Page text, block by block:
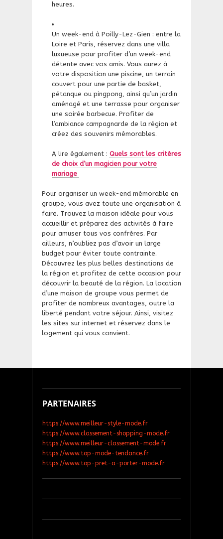
heures.
Un week-end à Poilly-Lez-Gien : entre la
Loire et Paris, réservez dans une villa
luxueuse pour profiter d’un week-end
détente avec vos amis. Vous aurez à
votre disposition une piscine, un terrain
couvert pour une partie de basket,
pétanque ou pingpong, ainsi qu’un jardin
aménagé et une terrasse pour organiser
une soirée barbecue. Profiter de
l’ambiance campagnarde de la région et
créez des souvenirs mémorables.
A lire également : Quels sont les critères
de choix d’un magicien pour votre
mariage
Pour organiser un week-end mémorable en
groupe, vous avez toute une organisation à
faire. Trouvez la maison idéale pour vous
accueillir et préparez des activités à faire
pour amuser tous vos confrères. Par
ailleurs, n’oubliez pas d’avoir un large
budget pour éviter toute contrainte.
Découvrez les plus belles destinations de
la région et profitez de cette occasion pour
découvrir la beauté de la région. La location
d’une maison de groupe vous permet de
profiter de nombreux avantages, outre la
liberté pendant votre séjour. Ainsi, visitez
les sites sur internet et réservez dans le
logement qui vous convient.
PARTENAIRES
https://www.meilleur-style-mode.fr
https://www.classement-shopping-mode.fr
https://www.meilleur-classement-mode.fr
https://www.top-mode-tendance.fr
https://www.top-pret-a-porter-mode.fr